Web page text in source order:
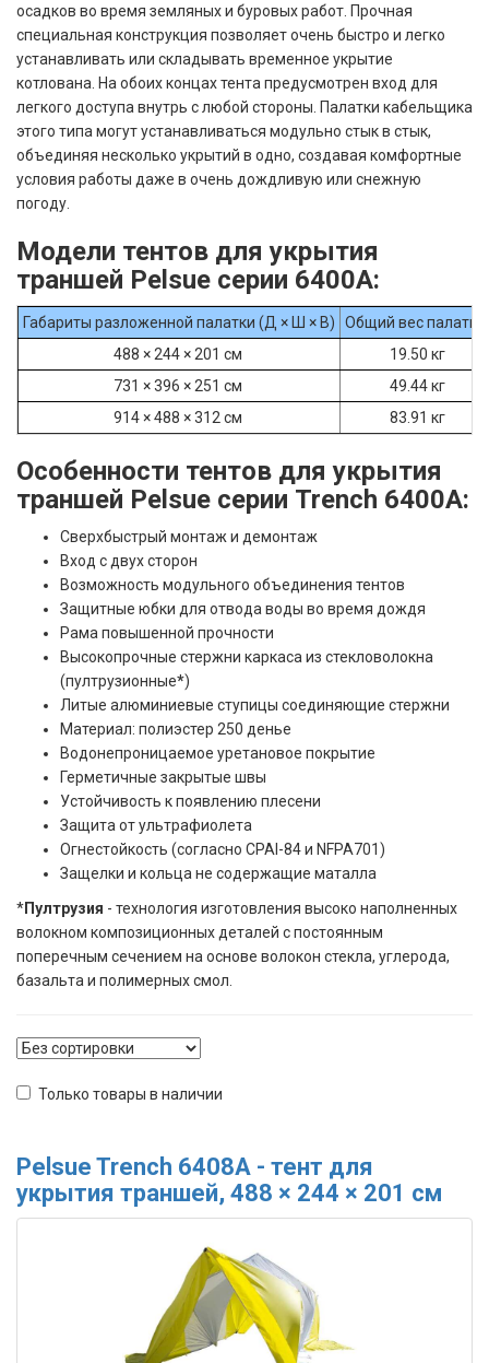
осадков во время земляных и буровых работ. Прочная
специальная конструкция позволяет очень быстро и легко
устанавливать или складывать временное укрытие
котлована. На обоих концах тента предусмотрен вход для
легкого доступа внутрь с любой стороны. Палатки кабельщика
этого типа могут устанавливаться модульно стык в стык,
объединяя несколько укрытий в одно, создавая комфортные
условия работы даже в очень дождливую или снежную
погоду.
Модели тентов для укрытия
траншей Pelsue серии 6400A:
Габариты разложенной палатки (Д × Ш × В)
Общий вес палатки
488 × 244 × 201 см
19.50 кг
731 × 396 × 251 см
49.44 кг
914 × 488 × 312 см
83.91 кг
Особенности тентов для укрытия
траншей Pelsue серии Trench 6400A:
Сверхбыстрый монтаж и демонтаж
Вход с двух сторон
Возможность модульного объединения тентов
Защитные юбки для отвода воды во время дождя
Рама повышенной прочности
Высокопрочные стержни каркаса из стекловолокна
(пултрузионные*)
Литые алюминиевые ступицы соединяющие стержни
Материал: полиэстер 250 денье
Водонепроницаемое уретановое покрытие
Герметичные закрытые швы
Устойчивость к появлению плесени
Защита от ультрафиолета
Огнестойкость (согласно CPAI-84 и NFPA701)
Защелки и кольца не содержащие маталла
*Пултрузия - технология изготовления высоко наполненных
волокном композиционных деталей с постоянным
поперечным сечением на основе волокон стекла, углерода,
базальта и полимерных смол.
Только товары в наличии
Pelsue Trench 6408A - тент для
укрытия траншей, 488 × 244 × 201 см